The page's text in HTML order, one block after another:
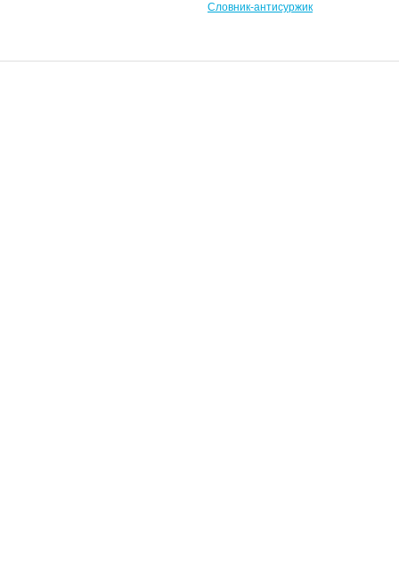
Словник-антисуржик